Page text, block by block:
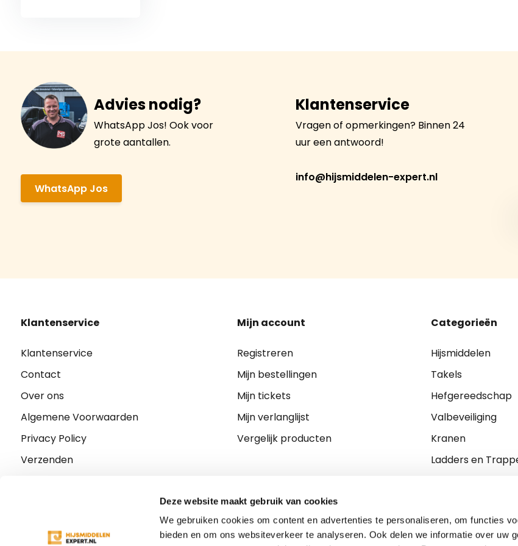
Deze website maakt gebruik van cookies
We gebruiken cookies om content en advertenties te personaliseren, om functies
bieden en om ons websiteverkeer te analyseren. Ook delen we informatie over uw
Advies nodig?
WhatsApp Jos! Ook voor
grote aantallen.
WhatsApp Jos
Klantenservice
Vragen of opmerkingen? Binnen 24
uur een antwoord!
info@hijsmiddelen-expert.nl
Klantenservice
Klantenservice
Contact
Over ons
Algemene Voorwaarden
Privacy Policy
Verzenden
Mijn account
Registreren
Mijn bestellingen
Mijn tickets
Mijn verlanglijst
Vergelijk producten
Categorieën
Hijsmiddelen
Takels
Hefgereedschap
Valbeveiliging
Kranen
Ladders en